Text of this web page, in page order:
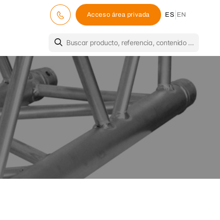
Acceso área privada ES EN